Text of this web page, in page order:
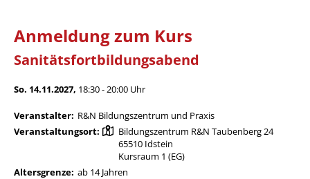
Anmeldung zum Kurs
Sanitätsfortbildungsabend
So. 14.11.2027, 18:30 - 20:00 Uhr
Veranstalter: R&N Bildungszentrum und Praxis
Veranstaltungsort:
Bildungszentrum R&N Taubenberg 24
65510 Idstein
Kursraum 1 (EG)
Altersgrenze: ab 14 Jahren